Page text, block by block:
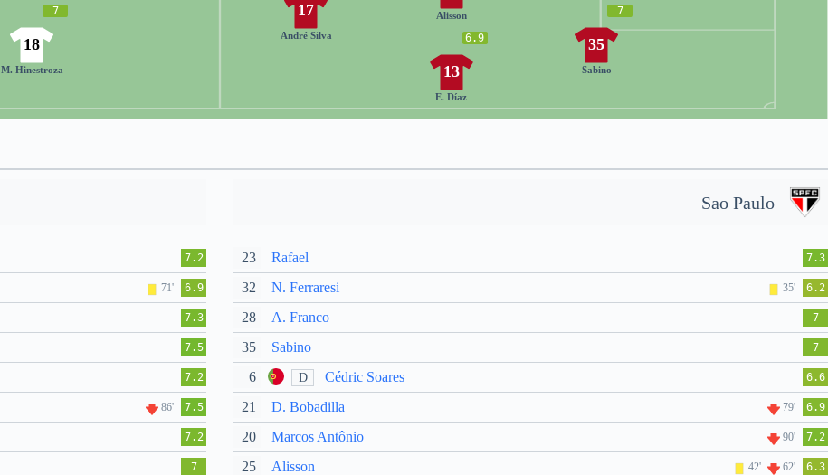
7
18
M. Hinestroza
7
35
Sabino
6.9
13
E. Díaz
Alisson
17
André Silva
7.2
71' 6.9
7.3
7.5
7.2
86' 7.5
7.2
7
Sao Paulo
23 Rafael 7.3
32 N. Ferraresi 35' 6.2
28 A. Franco 7
35 Sabino 7
6 D Cédric Soares 6.6
21 D. Bobadilla 79' 6.9
20 Marcos Antônio 90' 7.2
25 Alisson 42' 62' 6.3